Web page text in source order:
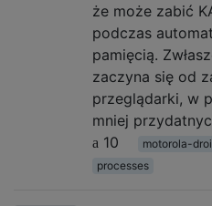
że może zabić
podczas
pamięcią.
zaczyna się od
przeglądarki, w
mniej
10
motorola-
processes